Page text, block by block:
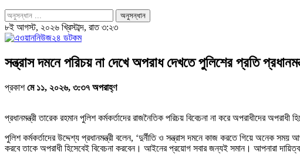
৮ই আগস্ট, ২০২৬ খ্রিস্টাব্দ, রাত ৩:২৩
সন্ত্রাস দমনে পরিচয় না দেখে অপরাধ দেখতে পুলিশের প্রতি
প্রকাশমে ১১, ২০২৬, ৩:৩৭ অপরাহ্ণ
প্রধানমন্ত্রী তারেক রহমান পুলিশ কর্মকর্তাদের রাজনৈতিক পরিচয় বিবেচনা না করে অপরাধীদের
পুলিশ কর্মকর্তাদের উদ্দেশ্য প্রধানমন্ত্রী বলেন, ‘দুর্নীতি ও সন্ত্রাস দমনে কাজ করতে গিয়ে অনেক
করবে তাকে অপরাধী হিসেবেই বিবেচনা করবেন। আইনের প্রয়োগ সবার জন্যই সমান। আপনারা